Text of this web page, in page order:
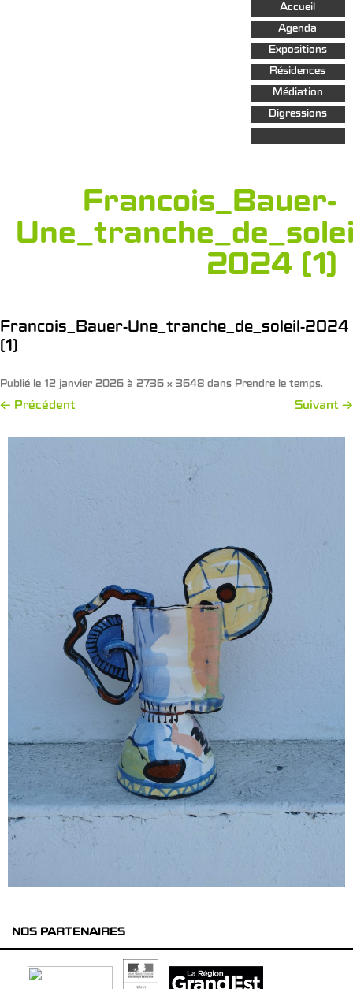
Aller au
contenu
principal
Accueil
Agenda
Expositions
Résidences
Médiation
Digressions
Francois_Bauer-
2024 (1)
Francois_Bauer-Une_tranche_de_soleil-2024
(1)
Publié le 12 janvier 2026 à 2736 × 3648 dans Prendre le temps.
← Précédent Suivant →
NOS PARTENAIRES